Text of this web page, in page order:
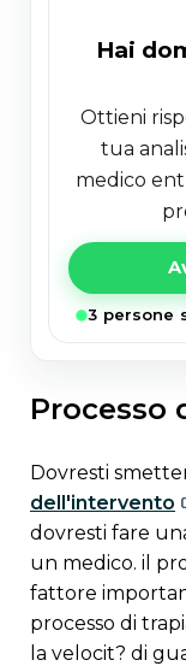
hai domande? parliamone su
ottieni risposte immediate 24/7. ricevi la
tua
medico
3 persone
dovresti
dell'intervento
dovresti fare
un medico. il
fattore
processo di
la velocit? di